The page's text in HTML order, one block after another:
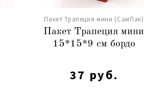
Пакет Трапеция мини (СамПак)
Пакет Трапеция мини
15*15*9 см бордо
37 руб.